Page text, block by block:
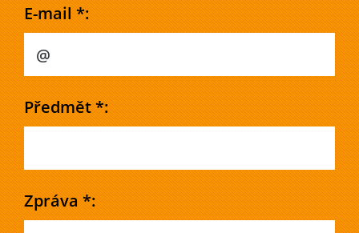
E-mail *:
Předmět *:
Zpráva *: